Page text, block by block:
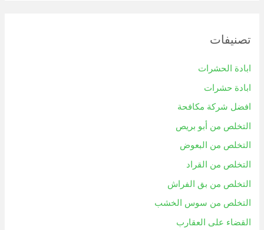
تصنيفات
ابادة الحشرات
ابادة حشرات
افضل شركة مكافحة
التخلص من أبو بريص
التخلص من البعوض
التخلص من القراد
التخلص من بق الفراش
التخلص من سوس الخشب
القضاء على العقارب